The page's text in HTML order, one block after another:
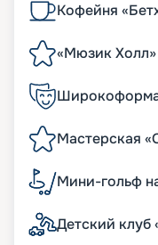
Кофейня
«Мюзик Холл»
Мастерская
Мини-гольф
Детский клуб